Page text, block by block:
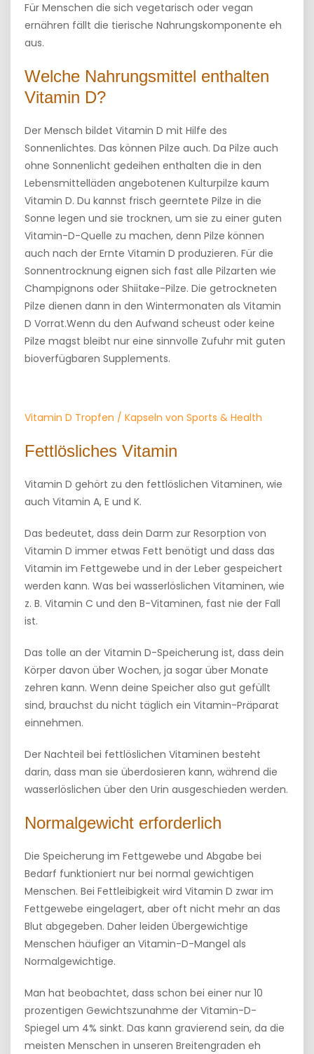
Für Menschen die sich vegetarisch oder vegan
ernähren fällt die tierische Nahrungskomponente eh
aus.
Welche Nahrungsmittel enthalten
Vitamin D?
Der Mensch bildet Vitamin D mit Hilfe des
Sonnenlichtes. Das können Pilze auch. Da Pilze auch
ohne Sonnenlicht gedeihen enthalten die in den
Lebensmittelläden angebotenen Kulturpilze kaum
Vitamin D. Du kannst frisch geerntete Pilze in die
Sonne legen und sie trocknen, um sie zu einer guten
Vitamin-D-Quelle zu machen, denn Pilze können
auch nach der Ernte Vitamin D produzieren. Für die
Sonnentrocknung eignen sich fast alle Pilzarten wie
Champignons oder Shiitake-Pilze. Die getrockneten
Pilze dienen dann in den Wintermonaten als Vitamin
D Vorrat.Wenn du den Aufwand scheust oder keine
Pilze magst bleibt nur eine sinnvolle Zufuhr mit guten
bioverfügbaren Supplements.
Vitamin D Tropfen / Kapseln von Sports & Health
Fettlösliches Vitamin
Vitamin D gehört zu den fettlöslichen Vitaminen, wie
auch Vitamin A, E und K.
Das bedeutet, dass dein Darm zur Resorption von
Vitamin D immer etwas Fett benötigt und dass das
Vitamin im Fettgewebe und in der Leber gespeichert
werden kann. Was bei wasserlöslichen Vitaminen, wie
z. B. Vitamin C und den B-Vitaminen, fast nie der Fall
ist.
Das tolle an der Vitamin D-Speicherung ist, dass dein
Körper davon über Wochen, ja sogar über Monate
zehren kann. Wenn deine Speicher also gut gefüllt
sind, brauchst du nicht täglich ein Vitamin-Präparat
einnehmen.
Der Nachteil bei fettlöslichen Vitaminen besteht
darin, dass man sie überdosieren kann, während die
wasserlöslichen über den Urin ausgeschieden werden.
Normalgewicht erforderlich
Die Speicherung im Fettgewebe und Abgabe bei
Bedarf funktioniert nur bei normal gewichtigen
Menschen. Bei Fettleibigkeit wird Vitamin D zwar im
Fettgewebe eingelagert, aber oft nicht mehr an das
Blut abgegeben. Daher leiden Übergewichtige
Menschen häufiger an Vitamin-D-Mangel als
Normalgewichtige.
Man hat beobachtet, dass schon bei einer nur 10
prozentigen Gewichtszunahme der Vitamin-D-
Spiegel um 4% sinkt. Das kann gravierend sein, da die
meisten Menschen in unseren Breitengraden eh